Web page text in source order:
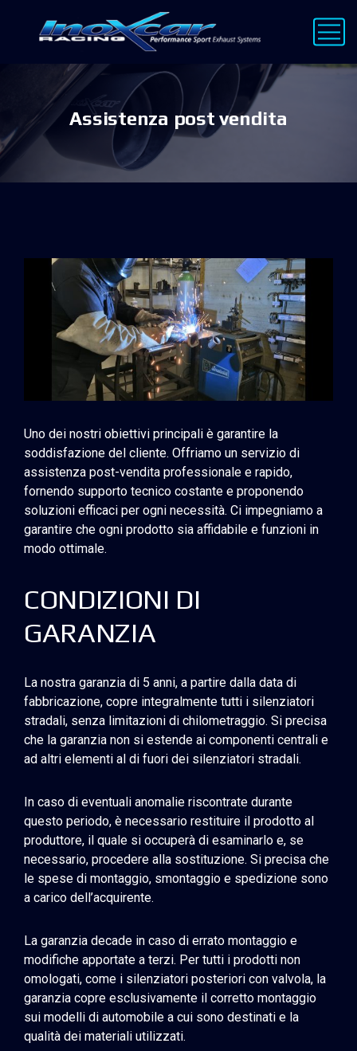
Assistenza post vendita
Uno dei nostri obiettivi principali è garantire la
soddisfazione del cliente. Offriamo un servizio di
assistenza post-vendita professionale e rapido,
fornendo supporto tecnico costante e proponendo
soluzioni efficaci per ogni necessità. Ci impegniamo a
garantire che ogni prodotto sia affidabile e funzioni in
modo ottimale.
CONDIZIONI DI
GARANZIA
La nostra garanzia di 5 anni, a partire dalla data di
fabbricazione, copre integralmente tutti i silenziatori
stradali, senza limitazioni di chilometraggio. Si precisa
che la garanzia non si estende ai componenti centrali e
ad altri elementi al di fuori dei silenziatori stradali.
In caso di eventuali anomalie riscontrate durante
questo periodo, è necessario restituire il prodotto al
produttore, il quale si occuperà di esaminarlo e, se
necessario, procedere alla sostituzione. Si precisa che
le spese di montaggio, smontaggio e spedizione sono
a carico dell’acquirente.
La garanzia decade in caso di errato montaggio e
modifiche apportate a terzi. Per tutti i prodotti non
omologati, come i silenziatori posteriori con valvola, la
garanzia copre esclusivamente il corretto montaggio
sui modelli di automobile a cui sono destinati e la
qualità dei materiali utilizzati.